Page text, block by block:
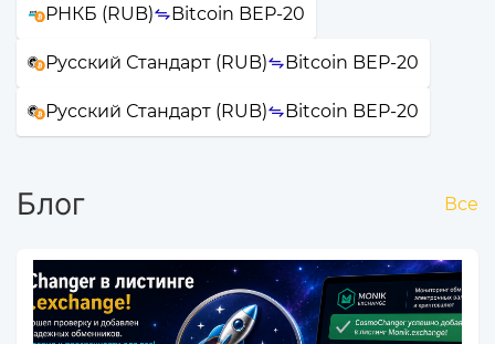
РНКБ (RUB) Bitcoin BEP-20
Русский Стандарт (RUB) Bitcoin BEP-20
Русский Стандарт (RUB) Bitcoin BEP-20
Блог Все